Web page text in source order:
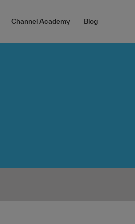
Channel Academy Blog